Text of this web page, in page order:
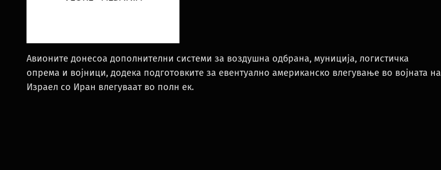
Авионите донесоа дополнителни системи за воздушна одбрана, муниција, логистичка
опрема и војници, додека подготовките за евентуално американско влегување во војната на
Израел со Иран влегуваат во полн ек.